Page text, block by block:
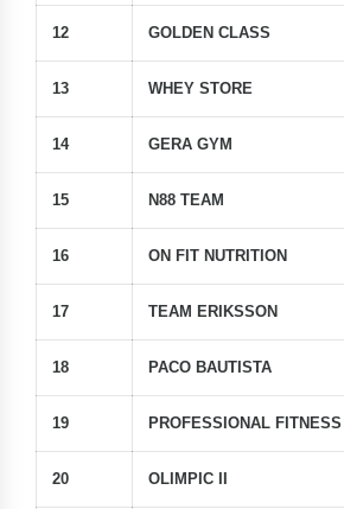
12 GOLDEN CLASS
13 WHEY STORE
14 GERA GYM
15 N88 TEAM
16 ON FIT NUTRITION
17 TEAM ERIKSSON
18 PACO BAUTISTA
19 PROFESSIONAL FITNESS
20 OLIMPIC II